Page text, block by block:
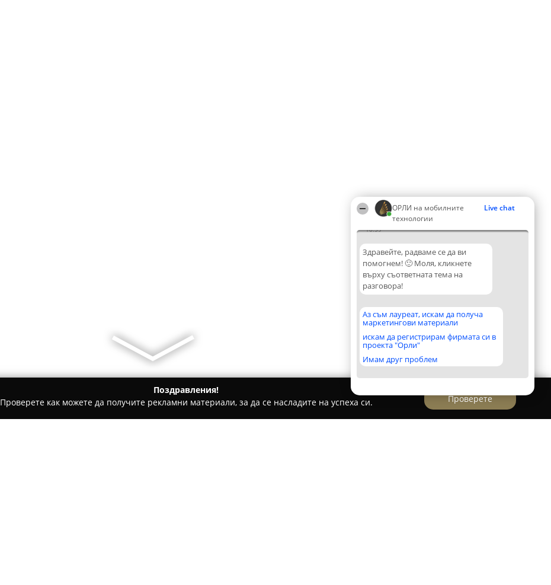
ОРЛИ на мобилните
технологии
Live chat
10:59
Здравейте, радваме се да ви
помогнем! 🙂 Моля, кликнете
върху съответната тема на
разговора!
Аз съм лауреат, искам да получа
маркетингови материали
искам да регистрирам фирмата си в
проекта "Орли"
Имам друг проблем
Поздравления!
Проверете как можете да получите рекламни материали, за да се насладите на успеха си.
Проверете